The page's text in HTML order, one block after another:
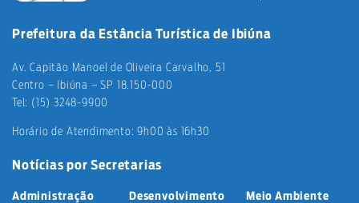
Prefeitura da Estância Turística de Ibiúna
Av. Capitão Manoel de Oliveira Carvalho, 51
Centro – Ibiúna – SP 18.150-000
Tel: (15) 3248-9900
Horário de Atendimento: 9h00 às 16h30
Notícias por Secretarias
Administração
Desenvolvimento
Meio Ambiente